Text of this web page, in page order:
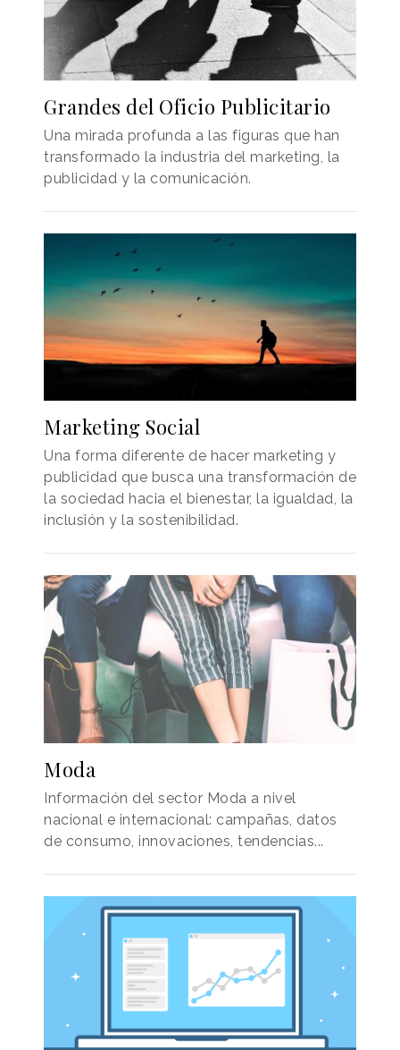
Grandes del Oficio Publicitario
Una mirada profunda a las figuras que han
transformado la industria del marketing, la
publicidad y la comunicación.
Marketing Social
Una forma diferente de hacer marketing y
publicidad que busca una transformación de
la sociedad hacia el bienestar, la igualdad, la
inclusión y la sostenibilidad.
Moda
Información del sector Moda a nivel
nacional e internacional: campañas, datos
de consumo, innovaciones, tendencias...